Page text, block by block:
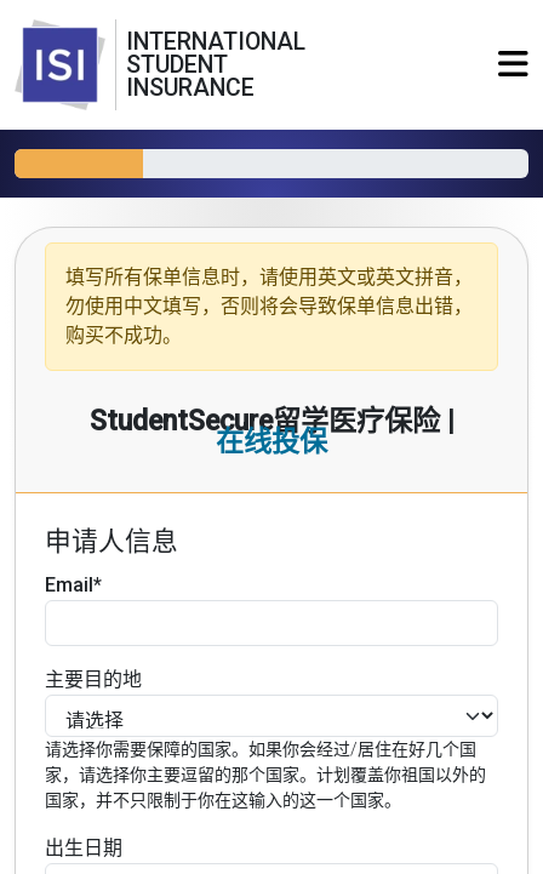
INTERNATIONAL
STUDENT
INSURANCE
填写所有保单信息时，请使用 英文或英文拼音，
勿使用中文填写，否则将会导致保单信息出错，
购买不成功。
StudentSecure留学医疗保险 |
在线投保
申请人信息
Email*
主要目的地
请选择你需要保障的国家。如果你会经过/居住在好几个国
家，请选择你主要逗留的那个国家。计划覆盖你祖国以外的
国家，并不只限制于你在这输入的这一个国家。
出生日期